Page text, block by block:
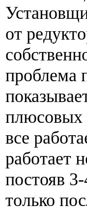
от
проблема
плюсовых
все
работает
постояв
только